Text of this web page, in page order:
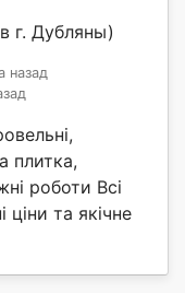
г. Дубляны)
назад
плитка,
роботи Всі
ціни та якічне